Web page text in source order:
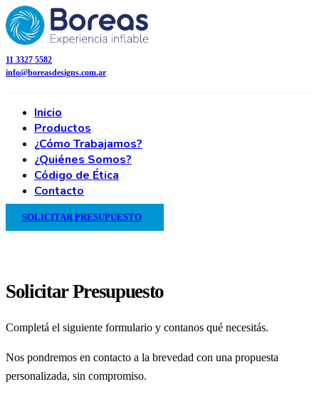
11 3327 5582
info@boreasdesigns.com.ar
Inicio
Productos
¿Cómo Trabajamos?
¿Quiénes Somos?
Código de Ética
Contacto
SOLICITAR PRESUPUESTO
Solicitar Presupuesto
Completá el siguiente formulario y contanos qué necesitás.
Nos pondremos en contacto a la brevedad con una propuesta
personalizada, sin compromiso.